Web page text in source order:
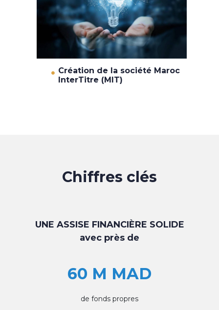
Création de la société Maroc
InterTitre (MIT)
Chiffres clés
UNE ASSISE FINANCIÈRE SOLIDE
avec près de
60 M MAD
de fonds propres